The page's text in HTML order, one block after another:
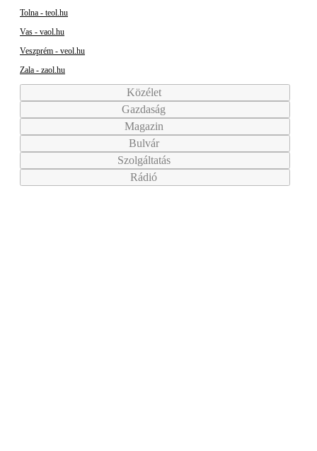
Tolna - teol.hu
Vas - vaol.hu
Veszprém - veol.hu
Zala - zaol.hu
Közélet
Gazdaság
Magazin
Bulvár
Szolgáltatás
Rádió